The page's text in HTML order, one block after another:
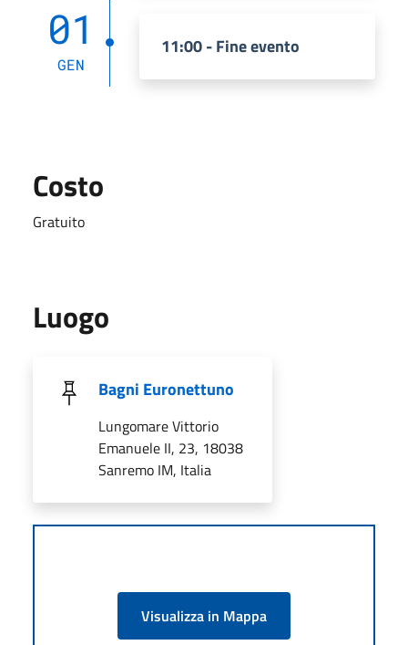
01
GEN
11:00 - Fine evento
Costo
Gratuito
Luogo
Bagni Euronettuno
Lungomare Vittorio
Emanuele II, 23, 18038
Sanremo IM, Italia
Visualizza in Mappa